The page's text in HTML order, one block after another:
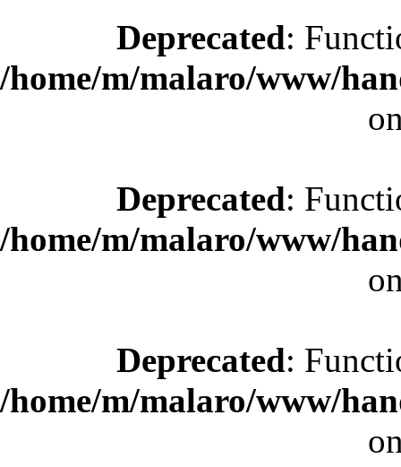
Deprecated:
/home/m/malaro/www/
Deprecated:
/home/m/malaro/www/
Deprecated:
/home/m/malaro/www/